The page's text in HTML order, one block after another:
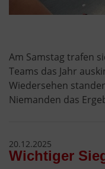
Am Samstag trafen
Teams das Jahr
Wiedersehen
Niemanden das
20.12.2025
Wichtiger